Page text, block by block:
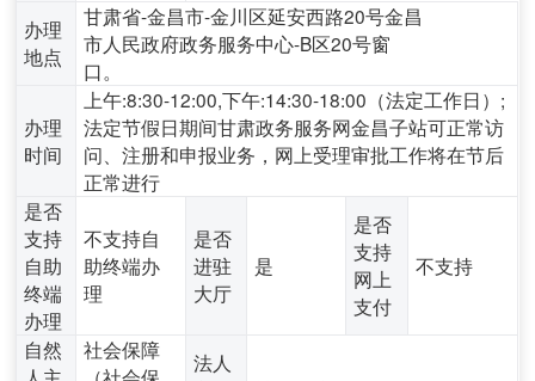
办理
地点
甘肃省-金昌市-金川区延安西路20号金昌
市人民政府政务服务中心-B区20号窗
口。
办理
时间
上午:8:30-12:00,下午:14:30-18:00（法定工作日）;
法定节假日期间甘肃政务服务网金昌子站可正常访
问、注册和申报业务，网上受理审批工作将在节后
正常进行
是否
支持
自助
终端
办理
不支持自
助终端办
理
是否
进驻
大厅
是
是否
支持
网上
支付
不支持
自然
社会保障
法人